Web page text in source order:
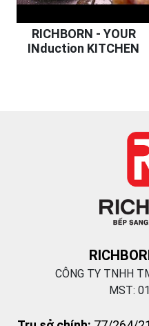
RICHBORN - YOUR
INduction KITCHEN
CÔNG TY TNHH
MST: